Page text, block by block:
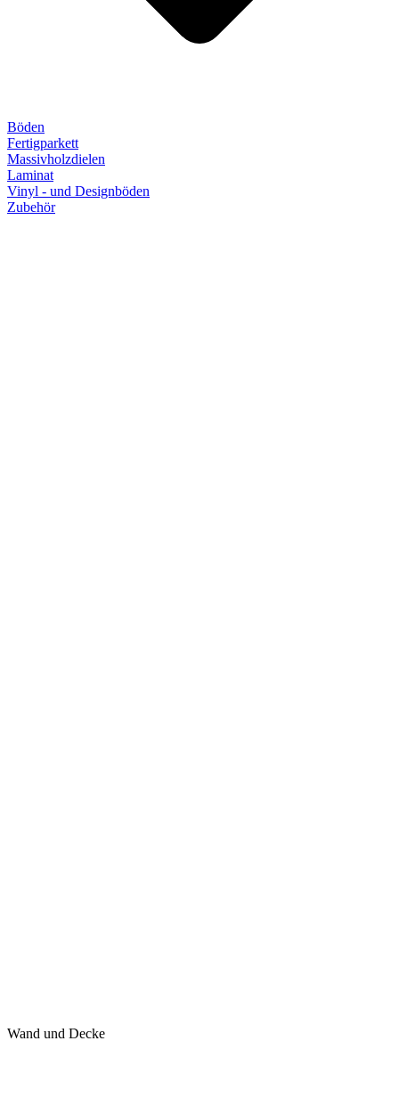
Böden
Fertigparkett
Massivholzdielen
Laminat
Vinyl - und Designböden
Zubehör
Wand und Decke